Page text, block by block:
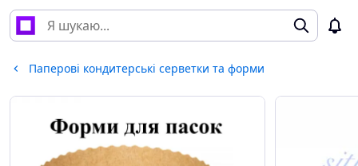
Паперові кондитерські серветки та форми